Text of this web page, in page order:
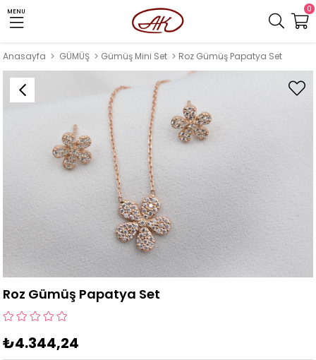
MENU 0
Anasayfa GÜMÜŞ Gümüş Mini Set Roz Gümüş Papatya Set
Roz Gümüş Papatya Set
₺4.344,24